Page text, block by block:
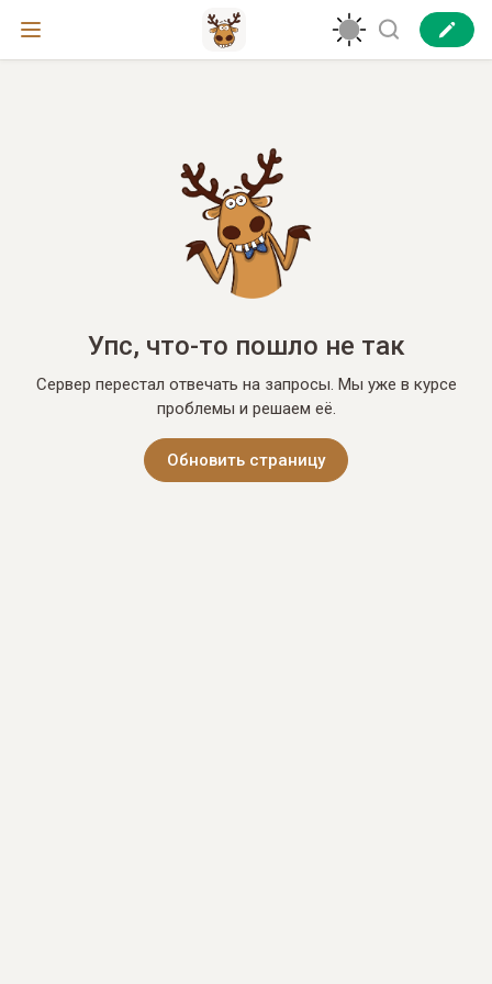
Упс, что-то пошло не так
Сервер перестал отвечать на запросы. Мы уже в курсе
проблемы и решаем её.
Обновить страницу